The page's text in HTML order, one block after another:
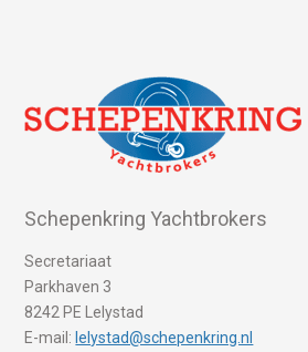
Schepenkring Yachtbrokers
Secretariaat
Parkhaven 3
8242 PE Lelystad
E-mail: lelystad@schepenkring.nl